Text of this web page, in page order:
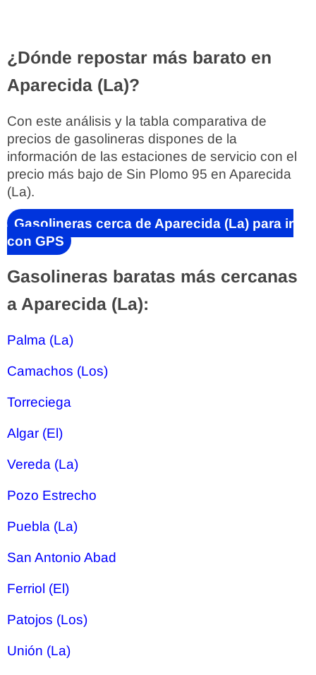
¿Dónde repostar más barato en
Aparecida (La)?
Con este análisis y la tabla comparativa de
precios de gasolineras dispones de la
información de las estaciones de servicio con el
precio más bajo de Sin Plomo 95 en Aparecida
(La).
Gasolineras cerca de Aparecida (La) para ir
con GPS
Gasolineras baratas más cercanas
a Aparecida (La):
Palma (La)
Camachos (Los)
Torreciega
Algar (El)
Vereda (La)
Pozo Estrecho
Puebla (La)
San Antonio Abad
Ferriol (El)
Patojos (Los)
Unión (La)